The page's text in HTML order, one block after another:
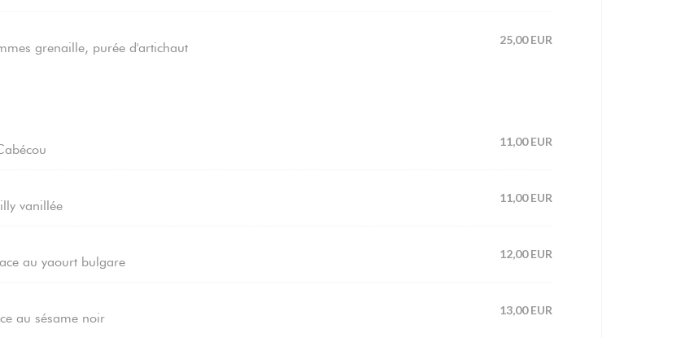
grenaille, purée d'artichaut
25,00 EUR
11,00 EUR
vanillée
11,00 EUR
au yaourt bulgare
12,00 EUR
au sésame noir
13,00 EUR